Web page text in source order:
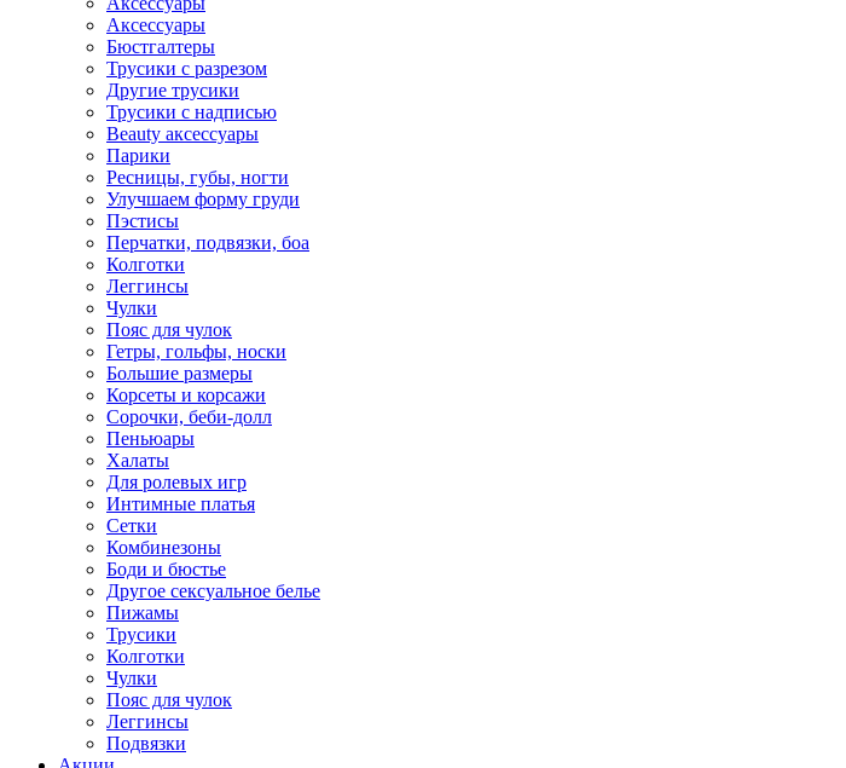
Аксессуары
Бюстгалтеры
Трусики с разрезом
Другие трусики
Трусики с надписью
Beauty аксессуары
Парики
Ресницы, губы, ногти
Улучшаем форму груди
Пэстисы
Перчатки, подвязки, боа
Колготки
Леггинсы
Чулки
Пояс для чулок
Гетры, гольфы, носки
Большие размеры
Корсеты и корсажи
Сорочки, беби-долл
Пеньюары
Халаты
Для ролевых игр
Интимные платья
Сетки
Комбинезоны
Боди и бюстье
Другое сексуальное белье
Пижамы
Трусики
Колготки
Чулки
Пояс для чулок
Леггинсы
Подвязки